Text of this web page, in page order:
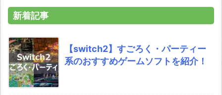
新着記事
【switch2】すごろく・パーティー
系のおすすめゲームソフトを紹介！